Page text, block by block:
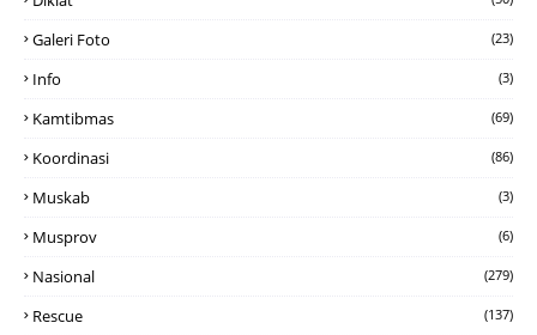
Galeri Foto (23)
Info (3)
Kamtibmas (69)
Koordinasi (86)
Muskab (3)
Musprov (6)
Nasional (279)
Rescue (137)